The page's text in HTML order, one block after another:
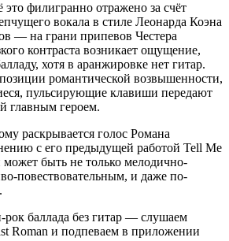
филигранно отражено за счёт
вокала в стиле Леонарда Коэна
— на грани припевов Честера
контраста возникает ощущение,
хотя в аранжировке нет гитар.
романтической возвышенности,
пульсирующие клавиши передают
главным героем.
раскрывается голос Романа
с его предыдущей работой Tell Me
быть не только мелодично-
повествовательным, и даже по-